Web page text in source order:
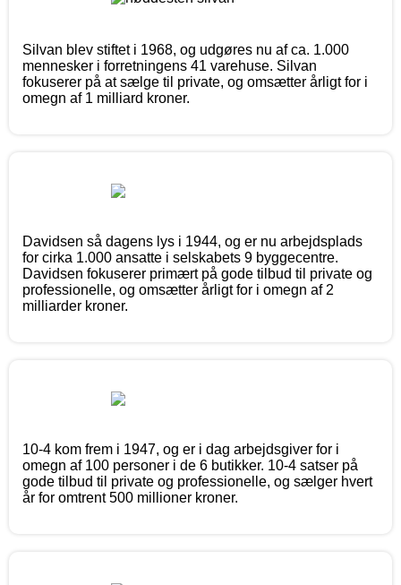
Silvan blev stiftet i 1968, og udgøres nu af ca. 1.000
mennesker i forretningens 41 varehuse. Silvan
fokuserer på at sælge til private, og omsætter årligt for i
omegn af 1 milliard kroner.
Davidsen så dagens lys i 1944, og er nu arbejdsplads
for cirka 1.000 ansatte i selskabets 9 byggecentre.
Davidsen fokuserer primært på gode tilbud til private og
professionelle, og omsætter årligt for i omegn af 2
milliarder kroner.
10-4 kom frem i 1947, og er i dag arbejdsgiver for i
omegn af 100 personer i de 6 butikker. 10-4 satser på
gode tilbud til private og professionelle, og sælger hvert
år for omtrent 500 millioner kroner.